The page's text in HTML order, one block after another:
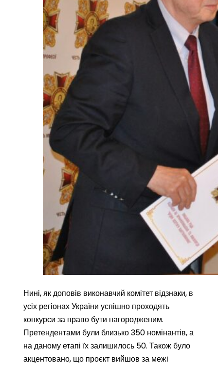
Нині, як доповів виконавчий комітет відзнаки, в
усіх регіонах України успішно проходять
конкурси за право бути нагородженим.
Претендентами були близько 350 номінантів, а
на даному етапі їх залишилось 50. Також було
акцентовано, що проєкт вийшов за межі